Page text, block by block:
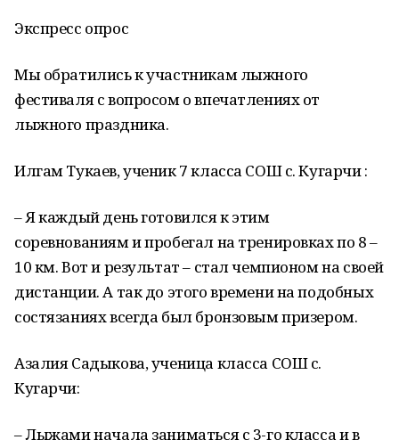
Экспресс опрос
Мы обратились к участникам лыжного
фестиваля с вопросом о впечатлениях от
лыжного праздника.
Илгам Тукаев, ученик 7 класса СОШ с. Кугарчи :
– Я каждый день готовился к этим
соревнованиям и пробегал на тренировках по 8 –
10 км. Вот и результат – стал чемпионом на своей
дистанции. А так до этого времени на подобных
состязаниях всегда был бронзовым призером.
Азалия Садыкова, ученица класса СОШ с.
Кугарчи:
– Лыжами начала заниматься с 3-го класса и в